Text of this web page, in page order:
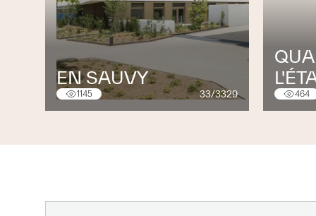
EN SAUVY
1145 33/3329 464